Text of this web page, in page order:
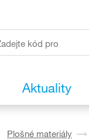
Aktuality
Plošné materiály